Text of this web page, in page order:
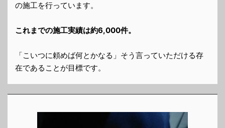
の施工を行っています。
これまでの施工実績は約6,000件。
「こいつに頼めば何とかなる」そう言っていただける存
在であることが目標です。